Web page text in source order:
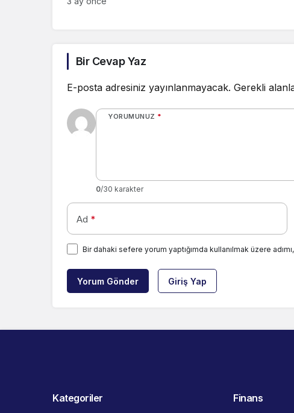
Bir Cevap Yaz
E-posta adresiniz yayınlanmayacak. Gerekli
YORUMUNUZ *
0/30 karakter
Ad *
Bir dahaki sefere yorum yaptığımda kullanılmak üzere
Yorum Gönder Giriş Yap
Kategoriler Finans